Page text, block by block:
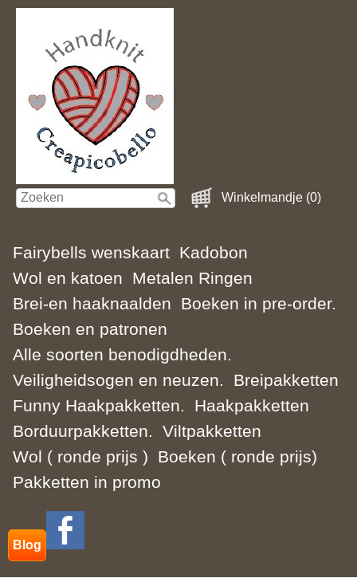
Winkelmandje (0)
Fairybells wenskaart Kadobon
Wol en katoen
Metalen Ringen
Brei-en haaknaalden
Boeken in pre-order.
Boeken en patronen
Alle soorten benodigdheden.
Veiligheidsogen en neuzen.
Breipakketten
Funny Haakpakketten.
Haakpakketten
Borduurpakketten.
Viltpakketten
Wol ( ronde prijs )
Boeken ( ronde prijs)
Pakketten in promo
Blog